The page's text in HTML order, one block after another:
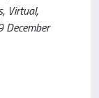
Virtual,
December